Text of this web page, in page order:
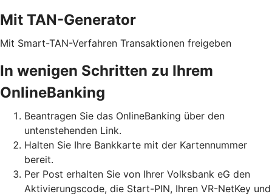
Mit TAN-Generator
Mit Smart-TAN-Verfahren Transaktionen freigeben
In wenigen Schritten zu Ihrem
OnlineBanking
Beantragen Sie das OnlineBanking über den
untenstehenden Link.
Halten Sie Ihre Bankkarte mit der Kartennummer
bereit.
Per Post erhalten Sie von Ihrer Volksbank eG den
Aktivierungscode, die Start-PIN, Ihren VR-NetKey und